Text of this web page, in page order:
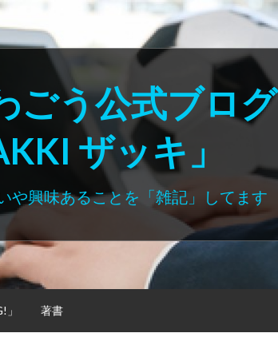
ごう公式ブログ
ザッキ」
や興味あることを「雑記」してます
著書